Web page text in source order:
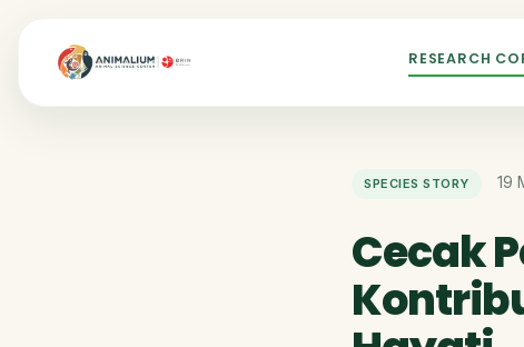
RESEARCH
SPECIES STORY 19
Cecak